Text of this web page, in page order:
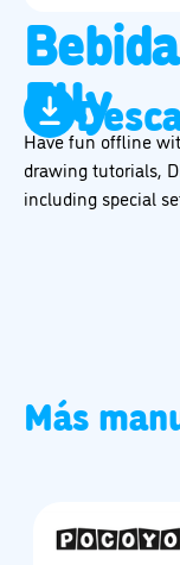
Elly
Have fun offline
drawing tutorials,
including special
Más